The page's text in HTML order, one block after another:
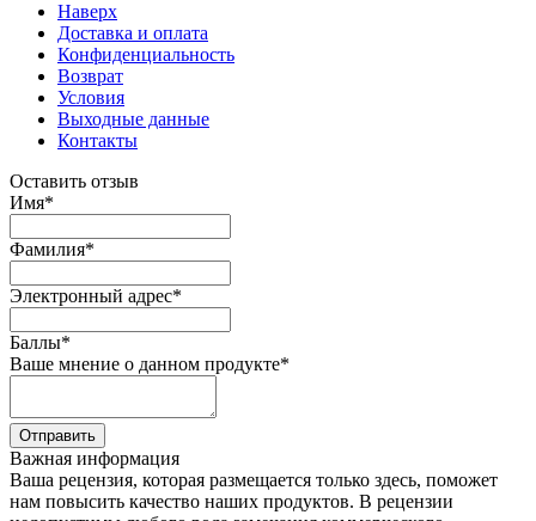
Наверх
Доставка и оплата
Конфиденциальность
Возврат
Условия
Выходные данные
Контакты
Оставить отзыв
Имя*
Фамилия*
Электронный адрес*
Баллы*
Ваше мнение о данном продукте*
Отправить
Важная информация
Ваша рецензия, которая размещается только здесь, поможет
нам повысить качество наших продуктов. В рецензии